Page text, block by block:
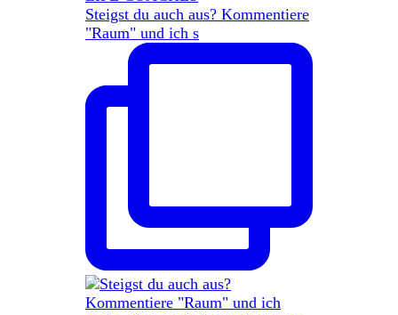
Steigst du auch aus? Kommentiere
"Raum" und ich s